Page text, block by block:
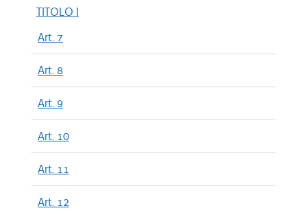
TITOLO I
Art. 7
Art. 8
Art. 9
Art. 10
Art. 11
Art. 12